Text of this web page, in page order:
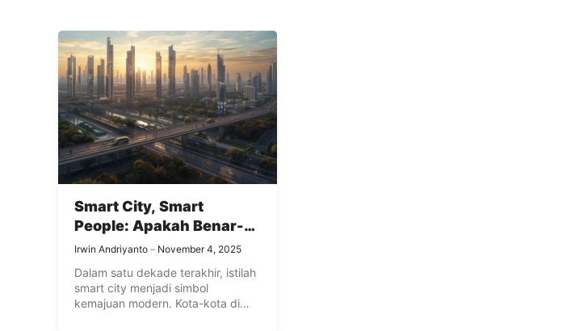
Smart City, Smart
People: Apakah Benar-
Benar Cerdas Mengelola
Bumi?
Irwin Andriyanto November 4, 2025
Dalam satu dekade terakhir, istilah
smart city menjadi simbol
kemajuan modern. Kota-kota di